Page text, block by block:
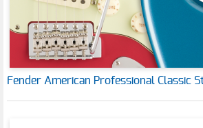
Fender American Professional Classic